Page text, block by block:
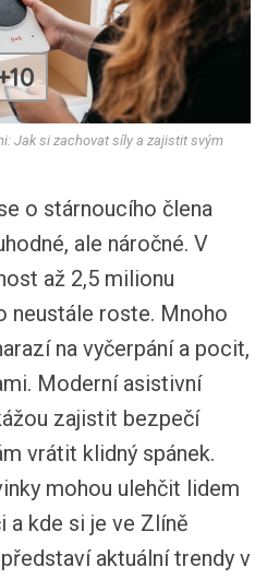
Jak si zachovat síly a zajistit svým
o stárnoucího člena
ale náročné. V
až 2,5 milionu
neustále roste. Mnoho
na vyčerpání a pocit,
Moderní asistivní
zajistit bezpečí
vrátit klidný spánek.
mohou ulehčit lidem
a kde si je ve Zlíně
aktuální trendy v